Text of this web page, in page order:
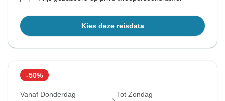
Kies deze reisdata
-50%
Vanaf Donderdag Tot Zondag